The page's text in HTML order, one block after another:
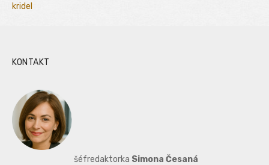
kridel
KONTAKT
šéfredaktorka Simona Česaná